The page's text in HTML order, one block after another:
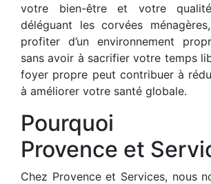
votre bien-être et votre
déléguant les corvées
profiter d’un environnement
sans avoir à sacrifier votre temps
foyer propre peut contribuer à
à améliorer votre santé globale.
Pourquoi
Provence et
Chez Provence et Services, nous